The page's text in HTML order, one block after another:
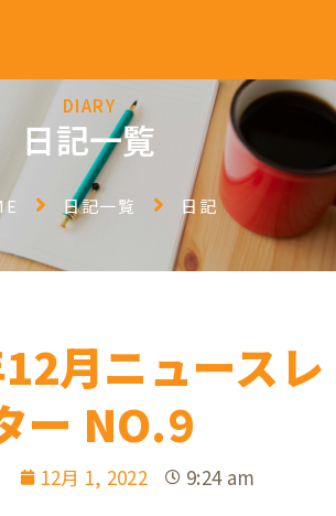
DIARY
日記一覧
日記一覧 日記
月ニュースレ
ー NO.9
12月 1, 2022 9:24 am